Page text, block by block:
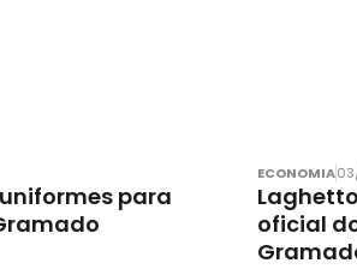
para
ECONOMIA
oficial